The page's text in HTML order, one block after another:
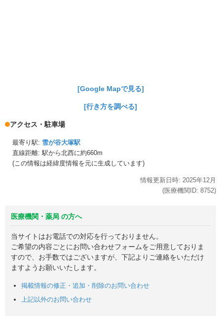
[Google Mapで見る]
[行き方を調べる]
アクセス・駐車場
最寄り駅: 雪が谷大塚駅
直線距離: 駅から北西に約660m
(この情報は経緯度情報を元に生成しています)
情報更新日時: 2025年12月
(医療機関ID: 8752)
医療機関・薬局 の方へ
当サイトはお電話での対応を行っておりません。
ご希望の内容ごとにお問い合わせフォームをご用意しておりま
すので、お手数ではございますが、下記よりご連絡をいただけ
ますようお願いいたします。
掲載情報の修正・追加・削除のお問い合わせ
上記以外のお問い合わせ